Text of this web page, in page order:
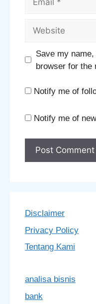
Save my
browser for the
Notify me of
Notify me of
Disclaimer
Privacy Policy
Tentang Kami
analisa bisnis
bank